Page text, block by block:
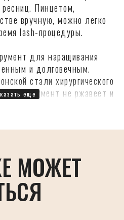
Пинцетом,
вручную, можно легко
lash-процедуры.
для наращивания
и долговечным.
стали хирургического
инструмент не ржавеет и
МОЖЕТ